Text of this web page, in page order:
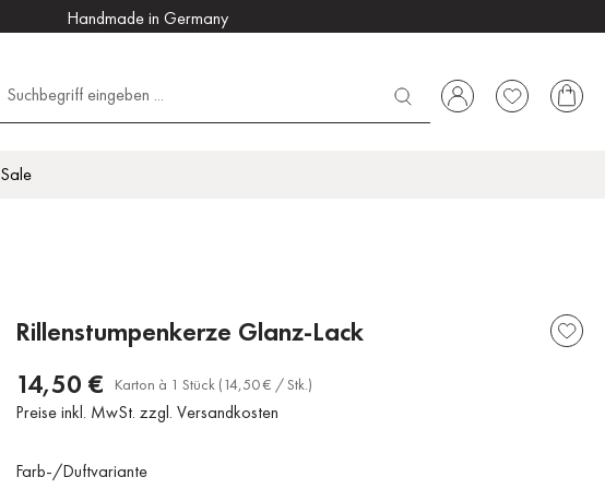
Handmade in Germany
Sale
Rillenstumpenkerze Glanz-Lack
14,50 €
Karton à 1 Stück (14,50 € / Stk.)
Preise inkl. MwSt. zzgl. Versandkosten
Farb-/Duftvariante